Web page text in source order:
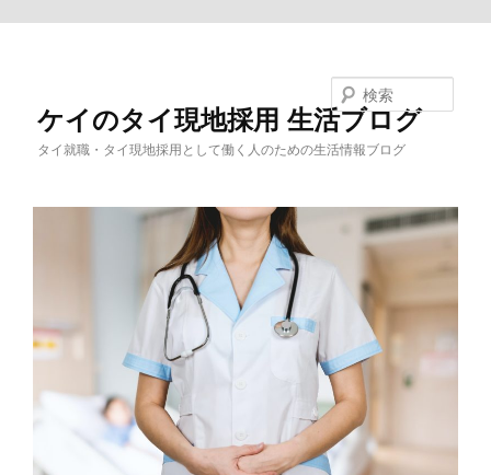
ケイのタイ現地採用 生活ブログ
タイ就職・タイ現地採用として働く人のための生活情報ブログ